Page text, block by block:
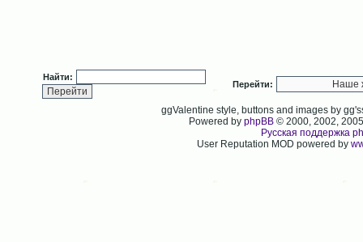
Найти:
Перейти:
ggValentine style, buttons and images by
Powered byphpBB © 2000, 2002,
Русская поддержка
User Reputation MOD powered by